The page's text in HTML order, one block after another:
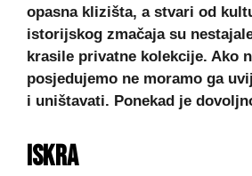
opasna klizišta, a stvari od
istorijskog zmačaja su
krasile privatne kolekcije. Ako
posjedujemo ne moramo ga
i uništavati. Ponekad je
ISKRA